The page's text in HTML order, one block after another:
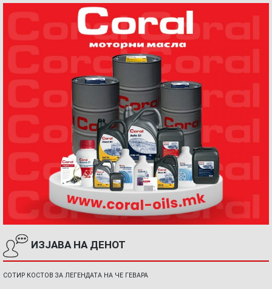
ИЗЈАВА НА ДЕНОТ
СОТИР КОСТОВ ЗА ЛЕГЕНДАТА НА ЧЕ ГЕВАРА